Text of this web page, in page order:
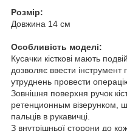
Розмір:
Довжина 14 см
Особливість моделі:
Кусачки кісткові мають
дозволяє ввести
утруднень провести
Зовнішня поверхня ручок
ретенционным візерунком,
пальців в рукавичці.
З внутрішньої сторони до